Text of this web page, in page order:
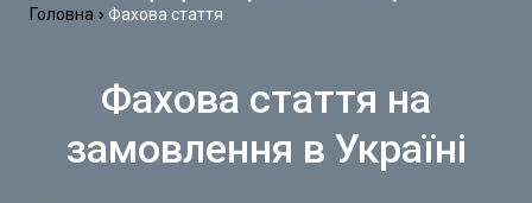
Фахова стаття на
замовлення в Україні
Головна Фахова стаття